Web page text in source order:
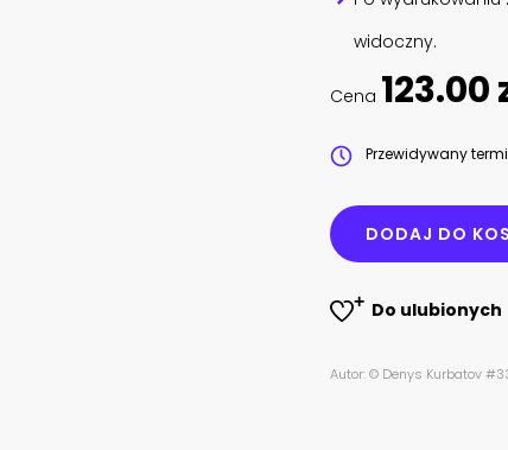
widoczny.
Cena 123.00
Przewidywany
DODAJ DO
Do ulubionych
Autor: © Denys Kurbatov